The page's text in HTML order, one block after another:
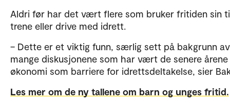
Aldri før har det vært flere som bruker fritiden sin
trene eller drive med idrett.
– Dette er et viktig funn, særlig sett på bakgrunn
mange diskusjonene som har vært de senere
økonomi som barriere for idrettsdeltakelse, sier
Les mer om de ny tallene om barn og unges fritid.